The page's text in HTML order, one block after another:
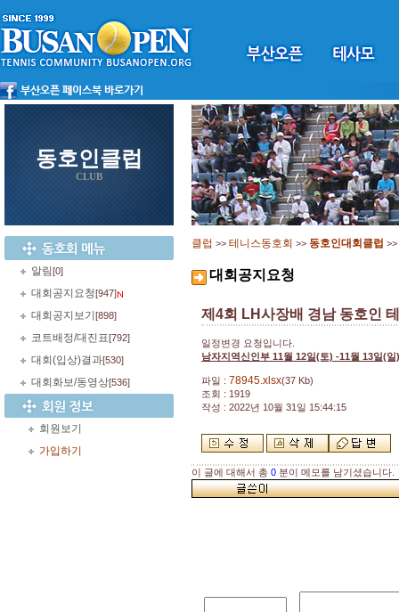
동호인클럽
CLUB
알림[0]
대회공지요청[947]
대회공지보기 [898]
코트배정/대진표[792]
대회(입상)결과[530]
대회화보/동영상[536]
회원보기
가입하기
클럽 >> 테니스동호회 >> 동호인대회클럽 >>
대회공지요청
제4회 LH사장배 경남 동호인
일정변경 요청입니다.
남자지역신인부 11월 12일(토) -11월 13일(일)
파일 : 78945.xlsx(37 Kb)
조회 : 1919
작성 : 2022년 10월 31일 15:44:15
이 글에 대해서 총 0 분이 메모를 남기셨습니다.